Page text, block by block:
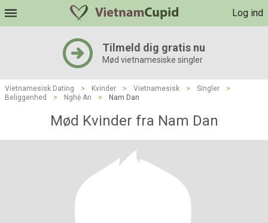
Log ind
Tilmeld dig gratis nu
Mød vietnamesiske singler
Vietnamesisk Dating > Kvinder > Vietnamesisk > Singler
>
Beliggenhed
> Nghệ An > Nam Dan
Mød Kvinder fra Nam Dan